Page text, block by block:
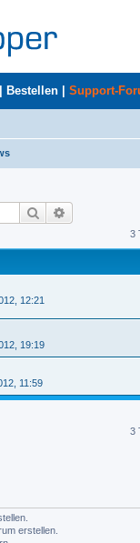
Bestellen Support-
Suche
3
12:21
19:19
11:59
3
erstellen.